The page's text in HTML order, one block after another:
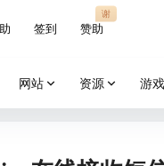
签到 赞助
谢
网站 资源 游戏